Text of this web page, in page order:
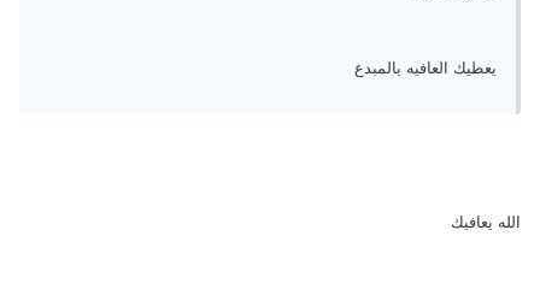
يعطيك العافيه يالمبدع
الله يعافيك